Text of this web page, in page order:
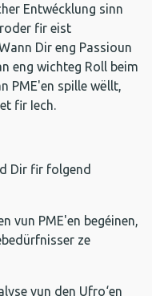
Entwécklung sinn
fir eist
Dir eng Passioun
eng wichteg Roll beim
PME'en spille wëllt,
fir Iech.
Dir fir folgend
vun PME'en begéinen,
ze
vun den Ufro‘en